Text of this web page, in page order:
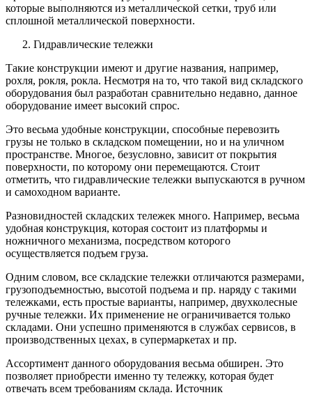
которые выполняются из металлической сетки, труб или
сплошной металлической поверхности.
Гидравлические тележки
Такие конструкции имеют и другие названия, например,
рохля, рокля, рокла. Несмотря на то, что такой вид складского
оборудования был разработан сравнительно недавно, данное
оборудование имеет высокий спрос.
Это весьма удобные конструкции, способные перевозить
грузы не только в складском помещении, но и на уличном
пространстве. Многое, безусловно, зависит от покрытия
поверхности, по которому они перемещаются. Стоит
отметить, что гидравлические тележки выпускаются в ручном
и самоходном варианте.
Разновидностей складских тележек много. Например, весьма
удобная конструкция, которая состоит из платформы и
ножничного механизма, посредством которого
осуществляется подъем груза.
Одним словом, все складские тележки отличаются размерами,
грузоподъемностью, высотой подъема и пр. наряду с такими
тележками, есть простые варианты, например, двухколесные
ручные тележки. Их применение не ограничивается только
складами. Они успешно применяются в службах сервисов, в
производственных цехах, в супермаркетах и пр.
Ассортимент данного оборудования весьма обширен. Это
позволяет приобрести именно ту тележку, которая будет
отвечать всем требованиям склада. Источник